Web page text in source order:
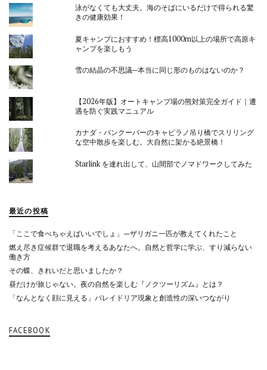
泳がなくても大丈夫。海のそばにいるだけで得られる驚
きの健康効果！
夏キャンプにおすすめ！標高1000m以上の場所で高原キ
ャンプを楽しもう
雪の結晶の不思議─本当に同じ形のものはないのか？
【2026年版】オートキャンプ場の熊対策完全ガイド｜遭
遇を防ぐ実践マニュアル
カナダ・バンクーバーのキャピラノ吊り橋でスリリング
な空中散歩を楽しむ。大自然に架かる絶景橋！
Starlink を連れ出して、山間部でノマドワークしてみた
最近の投稿
「ここで食べちゃえばいいでしょ」—ザリガニ一匹が教えてくれたこと
燃え尽き症候群で退職を考えるあなたへ。自然と哲学に学ぶ、すり減らない
働き方
その蝶、きれいだと思いましたか？
昼だけが旅じゃない。夜の自然を楽しむ『ノクツーリズム』とは？
「なんとなく顔に見える」パレイドリア現象と創造性の深いつながり
FACEBOOK